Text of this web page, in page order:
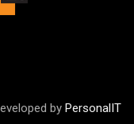
by PersonalIT